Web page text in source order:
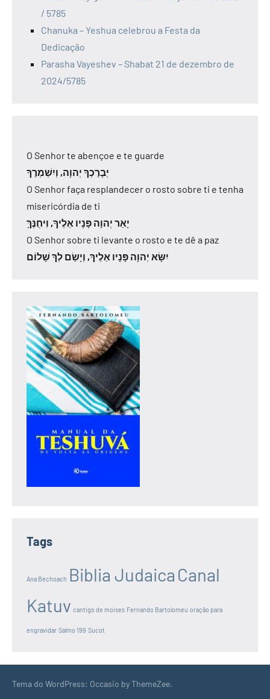
/ 5785
Chanuka – Yeshua celebrou a Festa da
Dedicação
Parasha Vayeshev – Shabat 21 de dezembro de
2024/5785
O Senhor te abençoe e te guarde
יְבָרֶכְךָ יְהוָה, וְיִשְׁמְרֶךָ
O Senhor faça resplandecer o rosto sobre ti e tenha
misericórdia de ti
יָאֵר יְהוָה פָּנָיו אֵלֶיךָ, וִיחֻנֶּךָּ
O Senhor sobre ti levante o rosto e te dê a paz
יִשָּׂא יְהוָה פָּנָיו אֵלֶיךָ, וְיָשֵׂם לְךָ שָׁלוֹם
Tags
Ana Bechoach Biblia Judaica Canal
Katuv cantigo de moises Fernando Bartolomeu oração para
engravidar Salmo 199 Sucot
Tema do WordPress: Occasio by ThemeZee.